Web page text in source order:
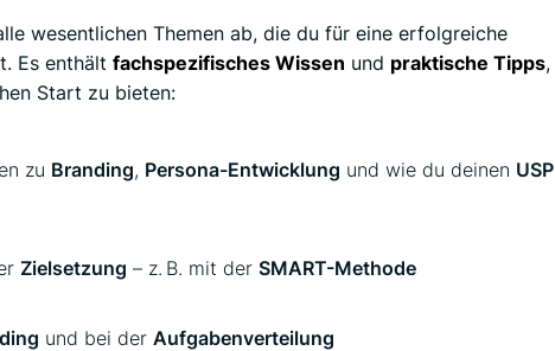
wesentlichen Themen ab, die du für eine erfolgreiche
Es enthält fachspezifisches Wissen und praktische Tipps,
Start zu bieten:
zu Branding, Persona-Entwicklung und wie du deinen USP
Zielsetzung – z. B. mit der SMART-Methode
und bei der Aufgabenverteilung